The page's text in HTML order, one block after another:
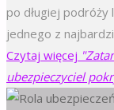
po długiej
jednego z
Czytaj więcej
ubezpieczyciel